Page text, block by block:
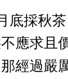
採秋
應求且
經過嚴